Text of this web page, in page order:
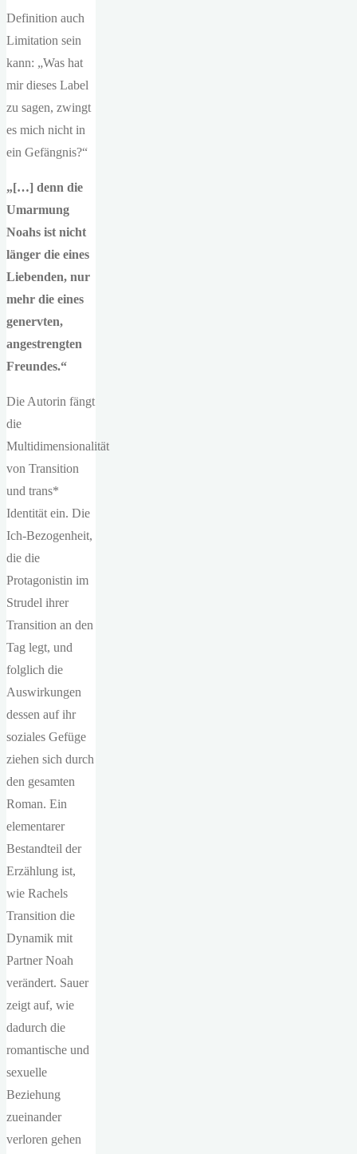
Definition auch
Limitation sein
kann: „Was hat
mir dieses Label
zu sagen, zwingt
es mich nicht in
ein Gefängnis?“
„[…] denn die
Umarmung
Noahs ist nicht
länger die eines
Liebenden, nur
mehr die eines
genervten,
angestrengten
Freundes.“
Die Autorin fängt
die
Multidimensionalität
von Transition
und trans*
Identität ein. Die
Ich-Bezogenheit,
die die
Protagonistin im
Strudel ihrer
Transition an den
Tag legt, und
folglich die
Auswirkungen
dessen auf ihr
soziales Gefüge
ziehen sich durch
den gesamten
Roman. Ein
elementarer
Bestandteil der
Erzählung ist,
wie Rachels
Transition die
Dynamik mit
Partner Noah
verändert. Sauer
zeigt auf, wie
dadurch die
romantische und
sexuelle
Beziehung
zueinander
verloren gehen